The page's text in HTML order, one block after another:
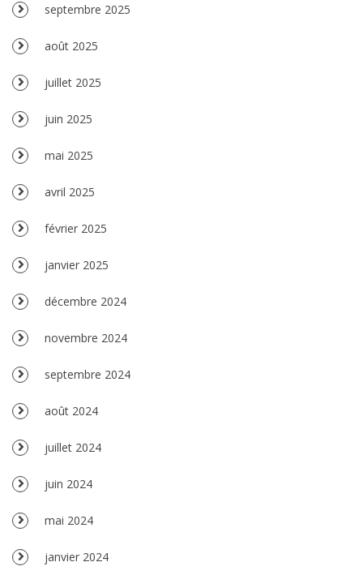
septembre 2025
août 2025
juillet 2025
juin 2025
mai 2025
avril 2025
février 2025
janvier 2025
décembre 2024
novembre 2024
septembre 2024
août 2024
juillet 2024
juin 2024
mai 2024
janvier 2024